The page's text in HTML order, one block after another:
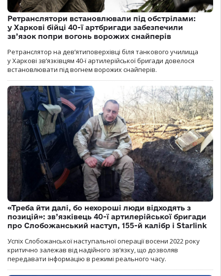
Ретранслятори встановлювали під обстрілами:
у Харкові бійці 40-ї артбригади забезпечили
зв’язок попри вогонь ворожих снайперів
Ретранслятор на дев’ятиповерхівці біля танкового училища
у Харкові зв’язківцям 40-ї артилерійської бригади довелося
встановлювати під вогнем ворожих снайперів.
«Треба йти далі, бо нехороші люди відходять з
позицій»: зв’язківець 40-ї артилерійської бригади
про Слобожанський наступ, 155-й калібр і Starlink
Успіх Слобожанської наступальної операції восени 2022 року
критично залежав від надійного зв’язку, що дозволяв
передавати інформацію в режимі реального часу.